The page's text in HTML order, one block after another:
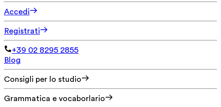
Accedi
Registrati
+39 02 8295 2855
Blog
Consigli per lo studio
Grammatica e vocaborlario